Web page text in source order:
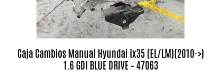
Caja Cambios Manual Hyundai ix35 (EL/LM)(2010->)
1.6 GDI BLUE DRIVE – 47063